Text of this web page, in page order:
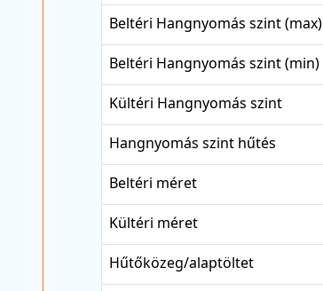
Beltéri Hangnyomás szint (max)
Beltéri Hangnyomás szint (min)
Kültéri Hangnyomás szint
Hangnyomás szint hűtés
Beltéri méret
Kültéri méret
Hűtőközeg/alaptöltet